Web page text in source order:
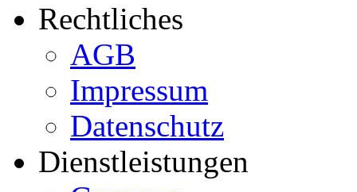
Rechtliches
AGB
Impressum
Datenschutz
Dienstleistungen